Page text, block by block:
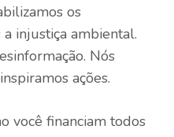
os
injustiça ambiental.
Nós
ações.
você financiam todos